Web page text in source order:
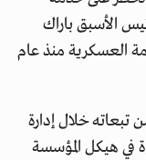
الأسبق باراك
العسكرية منذ عام
خلال إدارة
في هيكل المؤسسة